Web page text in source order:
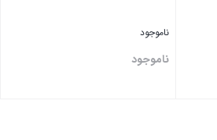
ناموجود
ناموجود